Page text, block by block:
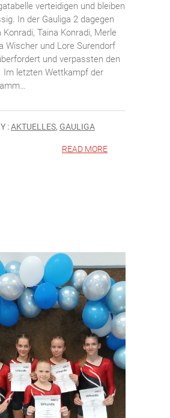
verteidigen und bleiben
In der Gauliga 2 dagegen
Taina Konradi, Merle
Wischer und Lore Surendorf
und verpassten den
Im letzten Wettkampf der
:AKTUELLES, GAULIGA
READ MORE